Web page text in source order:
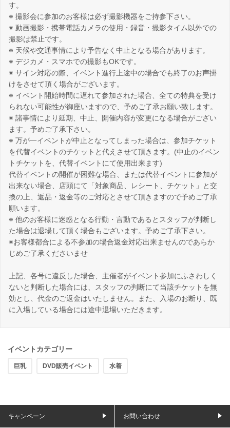
す。
※ 撮影会に参加のお客様は必ず撮影機器をご持参下さい。
※ 動画撮影・携帯電話カメラの使用・録音・撮影タイム以外での
撮影は禁止です。
※ 天候や交通事情により予告なく中止となる場合があります。
※ デジカメ・スマホでの撮影もOKです。
※ サイン対応の際、イベント進行上途中の場合でも終了のお声掛
けをさせて頂く場合がございます。
※ イベント開始時間に遅れて参加された場合、全ての特典を受け
られない可能性が御座いますので、予めご了承お願い致します。
※ 諸事情により延期、中止、開催内容が変更になる場合がござい
ます。予めご了承下さい。
※ 万が一イベントが中止となってしまった場合は、参加チケット
を代替イベントのチケットと代えさせて頂きます。(中止のイベン
トチケットを、代替イベントにて使用出来ます)
代替イベントの開催が困難な場合、または代替イベントに参加が
出来ない場合、店頭にて「対象商品、レシート、チケット」と交
換の上、返品・返金等のご対応とさせて頂きますので予めご了承
願います。
※ 他のお客様に迷惑となる行動・言動であるとスタッフが判断し
た場合は退場して頂く場合もございます。予めご了承下さい。
※お客様都合による不参加の場合返金対応出来ませんのであらか
じめご了承くださいませ
上記、各号に違反した場合、主催者がイベント参加にふさわしく
ないと判断した場合には、スタッフの判断にて当該チケットを無
効とし、代金のご返金はいたしません。また、入場のお断り、既
に入場している場合には途中退場いただきます。
イベントカテゴリー
巨乳 DVD販売イベント 水着
キャンペーン お問い合わせ